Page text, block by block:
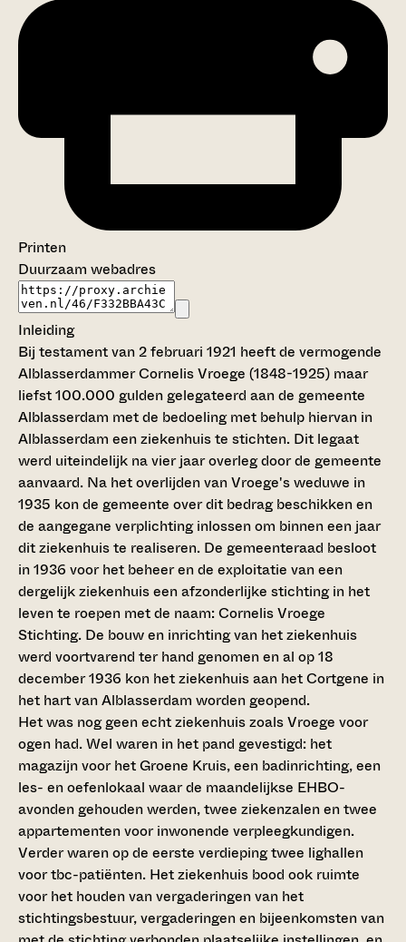
Printen
Duurzaam webadres
Inleiding
Bij testament van 2 februari 1921 heeft de vermogende
Alblasserdammer Cornelis Vroege (1848-1925) maar
liefst 100.000 gulden gelegateerd aan de gemeente
Alblasserdam met de bedoeling met behulp hiervan in
Alblasserdam een ziekenhuis te stichten. Dit legaat
werd uiteindelijk na vier jaar overleg door de gemeente
aanvaard. Na het overlijden van Vroege's weduwe in
1935 kon de gemeente over dit bedrag beschikken en
de aangegane verplichting inlossen om binnen een jaar
dit ziekenhuis te realiseren. De gemeenteraad besloot
in 1936 voor het beheer en de exploitatie van een
dergelijk ziekenhuis een afzonderlijke stichting in het
leven te roepen met de naam: Cornelis Vroege
Stichting. De bouw en inrichting van het ziekenhuis
werd voortvarend ter hand genomen en al op 18
december 1936 kon het ziekenhuis aan het Cortgene in
het hart van Alblasserdam worden geopend.
Het was nog geen echt ziekenhuis zoals Vroege voor
ogen had. Wel waren in het pand gevestigd: het
magazijn voor het Groene Kruis, een badinrichting, een
les- en oefenlokaal waar de maandelijkse EHBO-
avonden gehouden werden, twee ziekenzalen en twee
appartementen voor inwonende verpleegkundigen.
Verder waren op de eerste verdieping twee lighallen
voor tbc-patiënten. Het ziekenhuis bood ook ruimte
voor het houden van vergaderingen van het
stichtingsbestuur, vergaderingen en bijeenkomsten van